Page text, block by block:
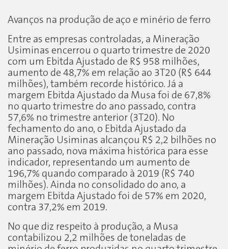
Avanços na produção de aço e minério de ferro
Entre as empresas controladas, a Mineração
Usiminas encerrou o quarto trimestre de 2020
com um Ebitda Ajustado de R$ 958 milhões,
aumento de 48,7% em relação ao 3T20 (R$ 644
milhões), também recorde histórico. Já a
margem Ebitda Ajustado da Musa foi de 67,8%
no quarto trimestre do ano passado, contra
57,6% no trimestre anterior (3T20). No
fechamento do ano, o Ebitda Ajustado da
Mineração Usiminas alcançou R$ 2,2 bilhões no
ano passado, nova máxima histórica para esse
indicador, representando um aumento de
196,7% quando comparado à 2019 (R$ 740
milhões). Ainda no consolidado do ano, a
margem Ebitda Ajustado foi de 57% em 2020,
contra 37,2% em 2019.
No que diz respeito à produção, a Musa
contabilizou 2,2 milhões de toneladas de